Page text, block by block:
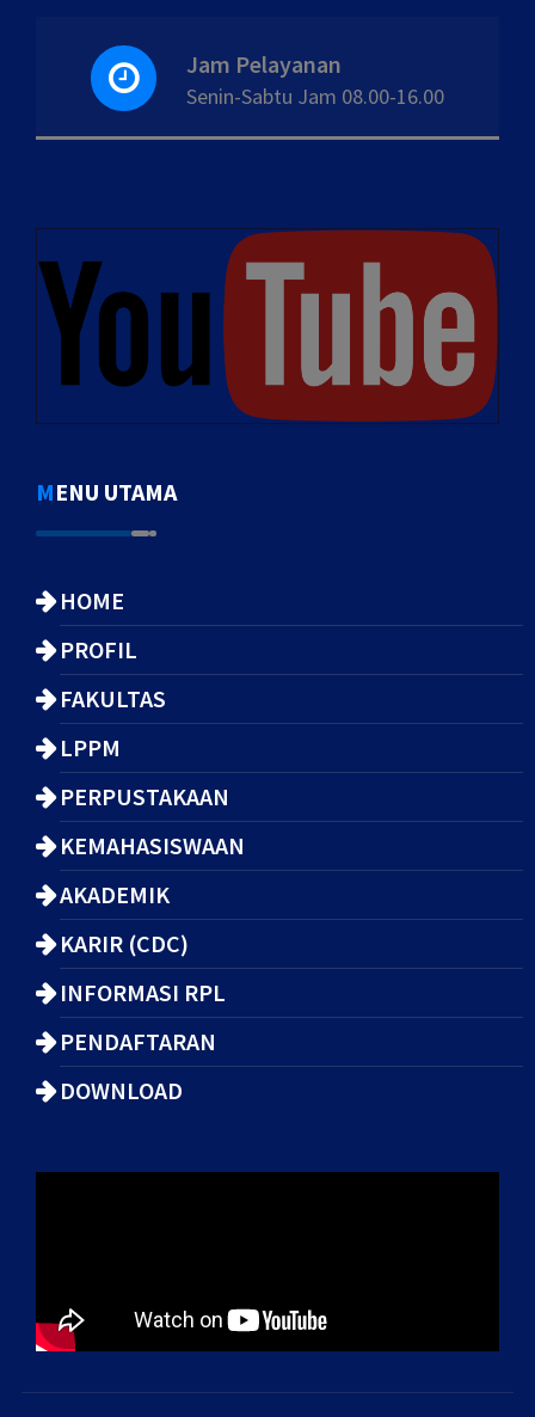
Jam Pelayanan
Senin-Sabtu Jam 08.00-16.00
MENU UTAMA
HOME
PROFIL
FAKULTAS
LPPM
PERPUSTAKAAN
KEMAHASISWAAN
AKADEMIK
KARIR (CDC)
INFORMASI RPL
PENDAFTARAN
DOWNLOAD